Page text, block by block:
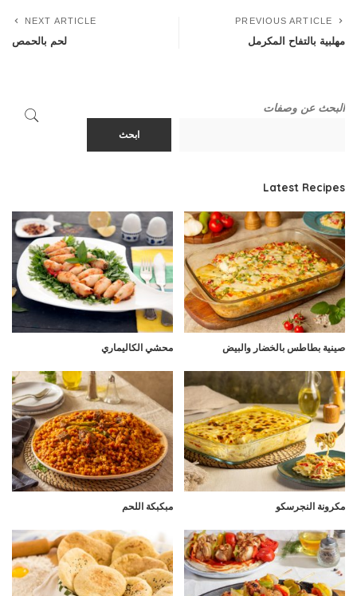
PREVIOUS ARTICLE
مهلبية بالتفاح المكرمل
NEXT ARTICLE
لحم بالحمص
البحث عن وصفات
ابحث
Latest Recipes
صينية بطاطس بالخضار والبيض محشي الكاليماري
مكرونة النجرسكو مبكبكة اللحم